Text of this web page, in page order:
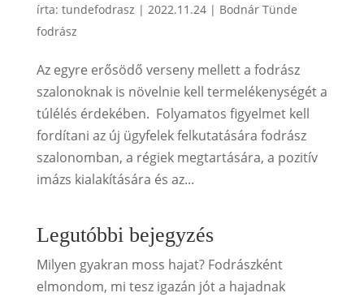
írta: tundefodrasz | 2022.11.24| Bodnár Tünde
fodrász
Az egyre erősödő verseny mellett a fodrász
szalonoknak is növelnie kell termelékenységét a
túlélés érdekében. Folyamatos figyelmet kell
fordítani az új ügyfelek felkutatására fodrász
szalonomban, a régiek megtartására, a pozitív
imázs kialakítására és az...
Legutóbbi bejegyzés
Milyen gyakran moss hajat? Fodrászként
elmondom, mi tesz igazán jót a hajadnak